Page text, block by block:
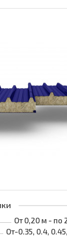
От 0,20 м - по
От-0.35, 0.4,